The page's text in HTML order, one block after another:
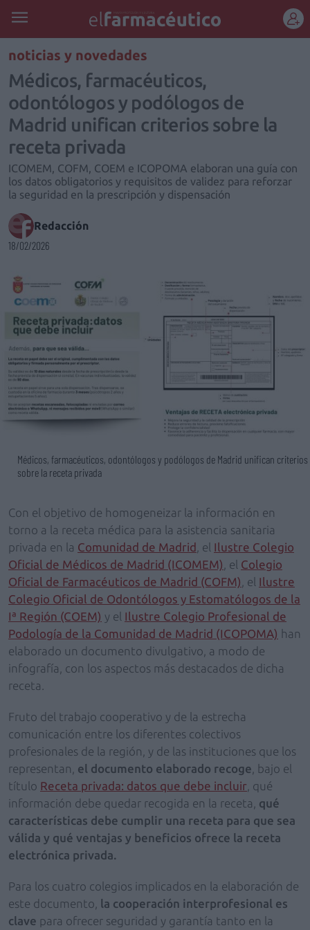
REGÍSTRATE
noticias y novedades
Médicos, farmacéuticos,
odontólogos y podólogos de
Madrid unifican criterios sobre la
receta privada
ICOMEM, COFM, COEM e ICOPOMA elaboran una guía con
los datos obligatorios y requisitos de validez para reforzar
la seguridad en la prescripción y dispensación
Redacción
18/02/2026
Médicos, farmacéuticos, odontólogos y podólogos de Madrid unifican criterios
sobre la receta privada
Con el objetivo de homogeneizar la información en
torno a la receta médica para la asistencia sanitaria
privada en la Comunidad de Madrid , el Ilustre Colegio
Oficial de Médicos de Madrid (ICOMEM) , el Colegio
Oficial de Farmacéuticos de Madrid (COFM) , el Ilustre
Colegio Oficial de Odontólogos y Estomatólogos de la
Iª Región (COEM) y el Ilustre Colegio Profesional de
Podología de la Comunidad de Madrid (ICOPOMA) han
elaborado un documento divulgativo, a modo de
infografía, con los aspectos más destacados de dicha
receta.
Fruto del trabajo cooperativo y de la estrecha
comunicación entre los diferentes colectivos
profesionales de la región, y de las instituciones que los
representan, el documento elaborado recoge , bajo el
título Receta privada: datos que debe incluir , qué
información debe quedar recogida en la receta, qué
características debe cumplir una receta para que sea
válida y qué ventajas y beneficios ofrece la receta
electrónica privada.
Para los cuatro colegios implicados en la elaboración de
este documento, la cooperación interprofesional es
clave para ofrecer seguridad y garantía tanto en la